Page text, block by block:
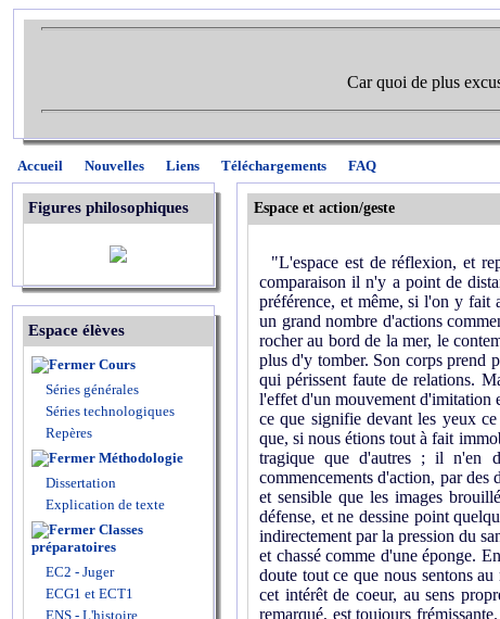
Car quoi de plus
Accueil Nouvelles Liens Téléchargements FAQ
Figures philosophiques
Espace élèves
Cours
Séries générales
Séries technologiques
Repères
Méthodologie
Dissertation
Explication de texte
Classes
préparatoires
EC2 - Juger
ECG1 et ECT1
ENS - L'histoire
Espace et action/geste
"L'espace est de réflexion, et
comparaison il n'y a point de
préférence, et même, si l'on y fait
un grand nombre d'actions
rocher au bord de la mer, le
plus d'y tomber. Son corps prend
qui périssent faute de relations.
l'effet d'un mouvement d'imitation
ce que signifie devant les yeux
que, si nous étions tout à fait
tragique que d'autres ; il n'en
commencements d'action, par des
et sensible que les images
défense, et ne dessine point
indirectement par la pression du
et chassé comme d'une éponge.
doute tout ce que nous sentons
cet intérêt de coeur, au sens
remarqué, est toujours